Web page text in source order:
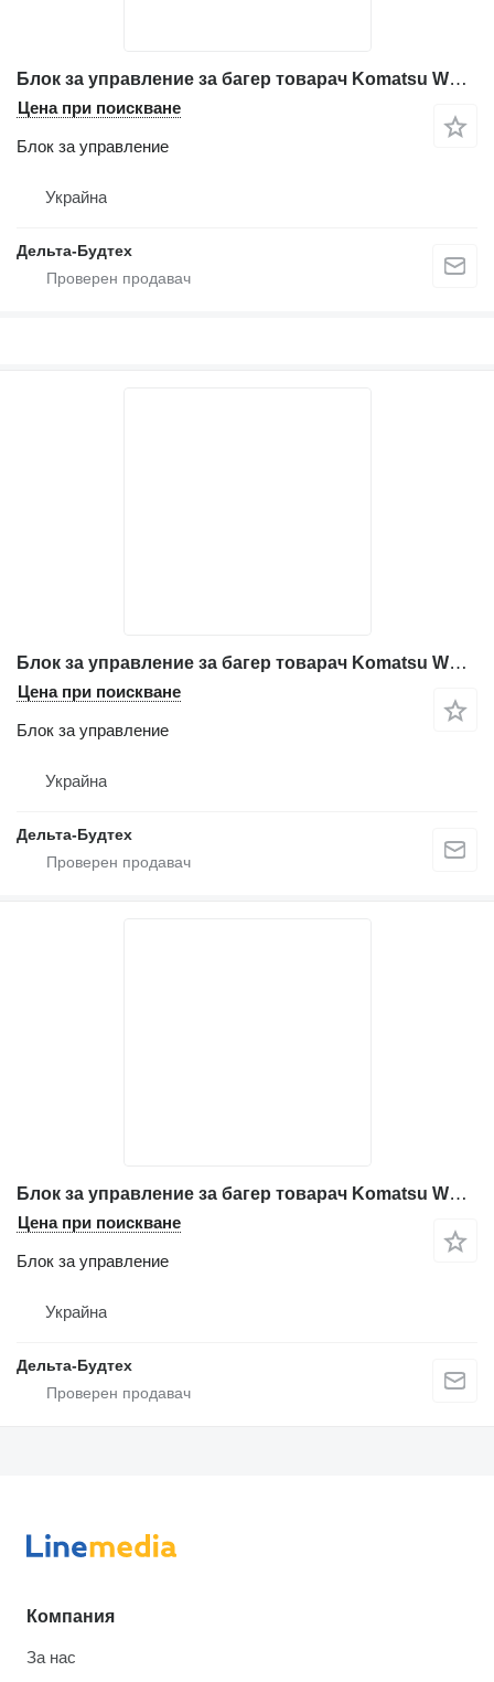
Блок за управление за багер товарач Komatsu WB93r-2
Цена при поискване
Блок за управление
Украйна
Дельта-Будтех
Блок за управление за багер товарач Komatsu WB93r-5
Цена при поискване
Блок за управление
Украйна
Дельта-Будтех
Блок за управление за багер товарач Komatsu WB93s-5
Цена при поискване
Блок за управление
Украйна
Дельта-Будтех
Компания
За нас